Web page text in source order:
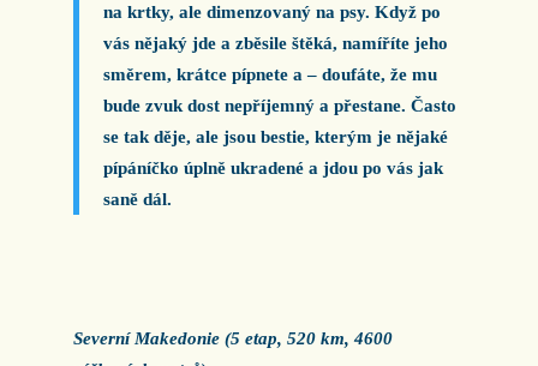
na krtky, ale dimenzovaný na psy. Když po
vás nějaký jde a zběsile štěká, namíříte jeho
směrem, krátce pípnete a – doufáte, že mu
bude zvuk dost nepříjemný a přestane. Často
se tak děje, ale jsou bestie, kterým je nějaké
pípáníčko úplně ukradené a jdou po vás jak
saně dál.
Severní Makedonie (5 etap, 520 km, 4600